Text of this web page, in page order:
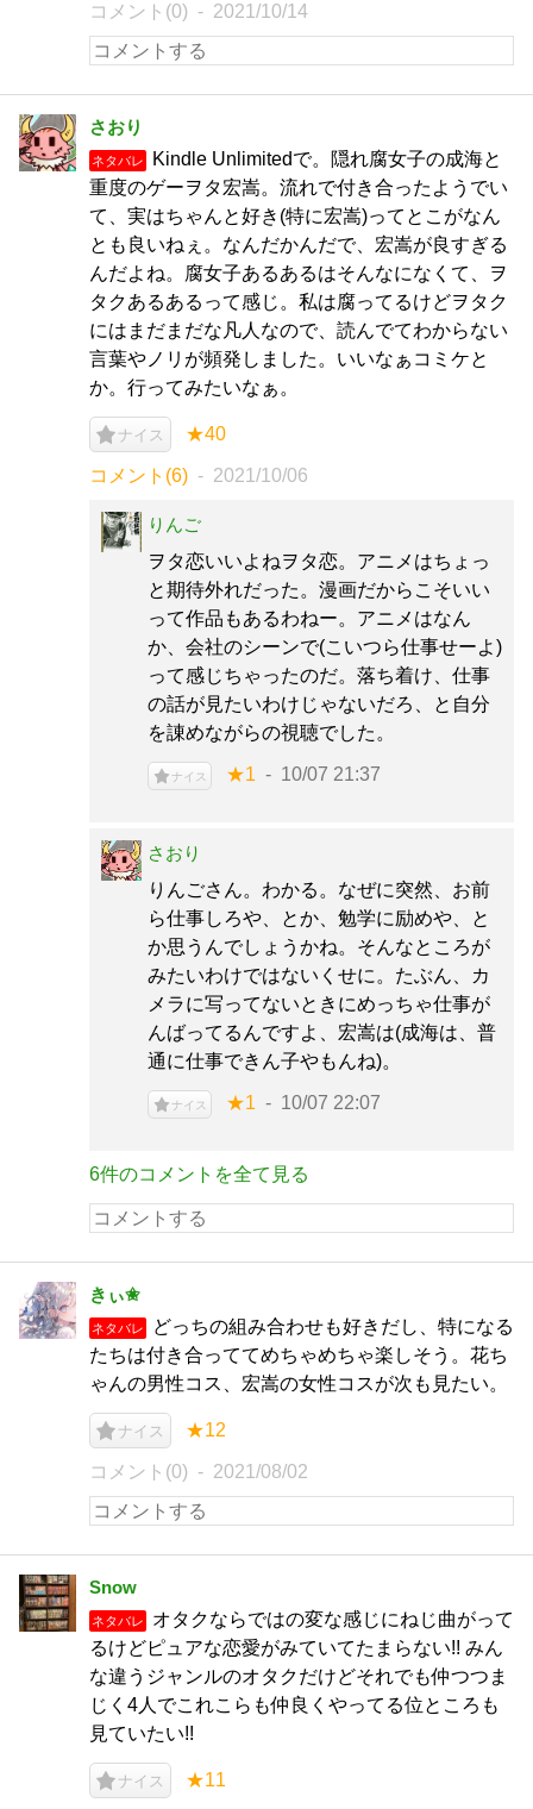
コメント(0) 2021/10/14
さおり
ネタバレ
Kindle Unlimitedで。隠れ腐女子の成海と
重度のゲーヲタ宏嵩。流れで付き合ったようでい
て、実はちゃんと好き(特に宏嵩)ってとこがなん
とも良いねぇ。なんだかんだで、宏嵩が良すぎる
んだよね。腐女子あるあるはそんなになくて、ヲ
タクあるあるって感じ。私は腐ってるけどヲタク
にはまだまだな凡人なので、読んでてわからない
言葉やノリが頻発しました。いいなぁコミケと
か。行ってみたいなぁ。
ナイス ★40
コメント(6) 2021/10/06
りんご
ヲタ恋いいよねヲタ恋。アニメはちょっ
と期待外れだった。漫画だからこそいい
って作品もあるわねー。アニメはなん
か、会社のシーンで(こいつら仕事せーよ)
って感じちゃったのだ。落ち着け、仕事
の話が見たいわけじゃないだろ、と自分
を諌めながらの視聴でした。
ナイス ★1 10/07 21:37
さおり
りんごさん。わかる。なぜに突然、お前
ら仕事しろや、とか、勉学に励めや、と
か思うんでしょうかね。そんなところが
みたいわけではないくせに。たぶん、カ
メラに写ってないときにめっちゃ仕事が
んばってるんですよ、宏嵩は(成海は、普
通に仕事できん子やもんね)。
ナイス ★1 10/07 22:07
6件のコメントを全て見る
きぃ✬
ネタバレ
どっちの組み合わせも好きだし、特になる
たちは付き合っててめちゃめちゃ楽しそう。花ち
ゃんの男性コス、宏嵩の女性コスが次も見たい。
ナイス ★12
コメント(0) 2021/08/02
Snow
ネタバレ
オタクならではの変な感じにねじ曲がって
るけどピュアな恋愛がみていてたまらない!! みん
な違うジャンルのオタクだけどそれでも仲つつま
じく4人でこれこらも仲良くやってる位ところも
見ていたい!!
ナイス ★11